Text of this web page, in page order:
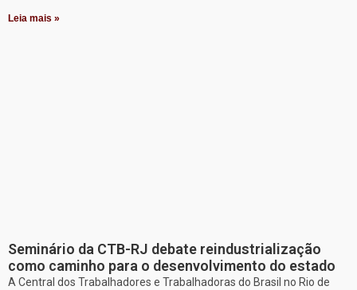
Leia mais »
Seminário da CTB-RJ debate reindustrialização
como caminho para o desenvolvimento do estado
A Central dos Trabalhadores e Trabalhadoras do Brasil no Rio de